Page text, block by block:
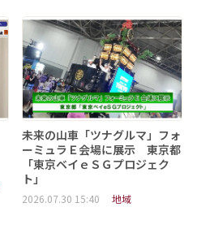
未来の山車「ツナグルマ」フォ
ーミュラＥ会場に展示 東京都
「東京ベイｅＳＧプロジェク
ト」
2026.07.30 15:40 地域